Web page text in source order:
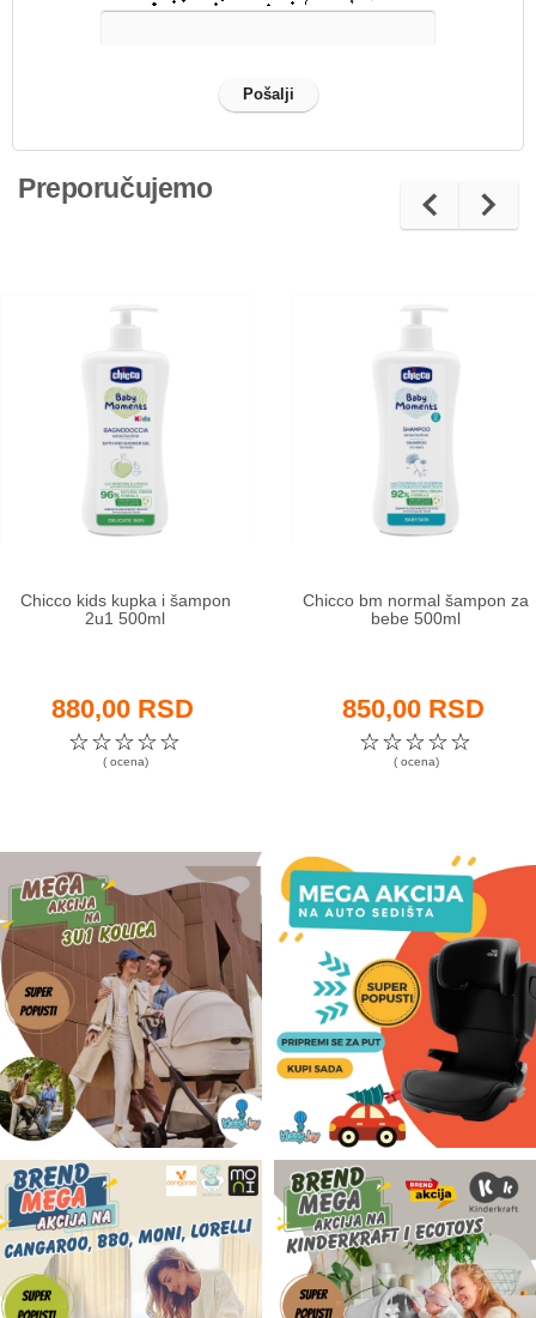
Preporučujemo
Chicco kids kupka i šampon
2u1 500ml
880,00 RSD
☆
☆
☆
☆
☆
( ocena)
Chicco bm normal šampon za
bebe 500ml
850,00 RSD
☆
☆
☆
☆
☆
( ocena)